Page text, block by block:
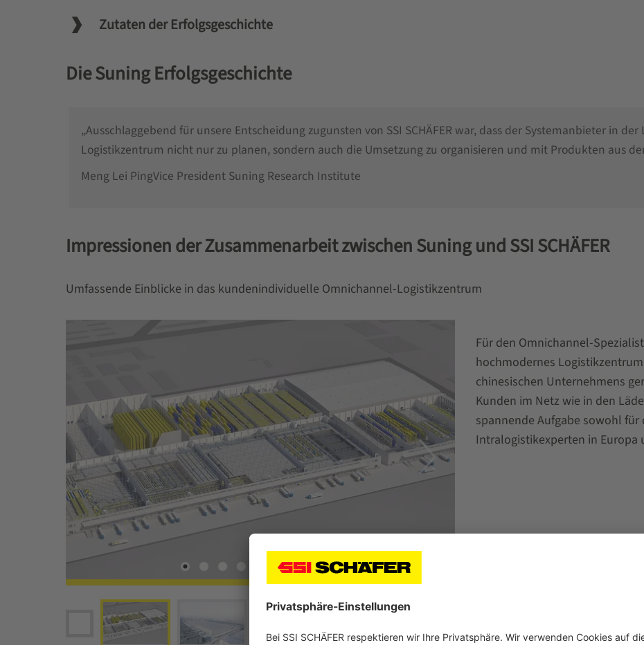
Zutaten der Erfolgsgeschichte
Die Suning Erfolgsgeschichte
„Ausschlaggebend für unsere Entscheidung zugunsten von SSI SCHÄFER war, dass der Systemanbieter in
Logistikzentrum nicht nur zu planen, sondern auch die Umsetzung zu organisieren und mit Produkten aus
Meng Lei PingVice President Suning Research Institute
Impressionen der Zusammenarbeit zwischen Suning und SSI SCHÄFER
Umfassende Einblicke in das kundenindividuelle Omnichannel-Logistikzentrum
Für den Omnichannel-
hochmodernes
chinesischen Unternehmens
Kunden im Netz wie in den
spannende Aufgabe sowohl
Intralogistikexperten in Europa